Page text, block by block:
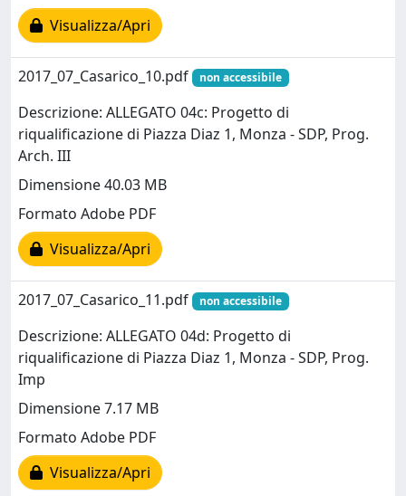
Visualizza/Apri
2017_07_Casarico_10.pdf non accessibile
Descrizione: ALLEGATO 04c: Progetto di
riqualificazione di Piazza Diaz 1, Monza - SDP, Prog.
Arch. III
Dimensione 40.03 MB
Formato Adobe PDF
Visualizza/Apri
2017_07_Casarico_11.pdf non accessibile
Descrizione: ALLEGATO 04d: Progetto di
riqualificazione di Piazza Diaz 1, Monza - SDP, Prog.
Imp
Dimensione 7.17 MB
Formato Adobe PDF
Visualizza/Apri